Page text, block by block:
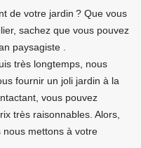
de votre jardin ? Que vous
sachez que vous pouvez
paysagiste .
très longtemps, nous
fournir un joli jardin à la
vous pouvez
très raisonnables. Alors,
nous mettons à votre